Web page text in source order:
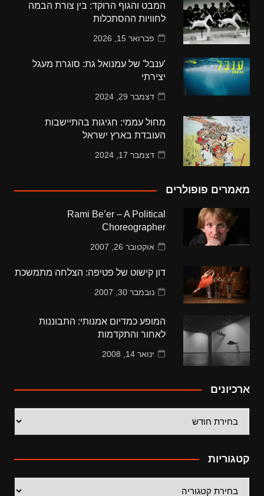
המבט והגוף הרוקד: בין צורת הבמה
לחוויות ההסתכלות
פברואר 15, 2026
'ענבל' של עמנואל גת: סוגרת מעגל
יצירתי
דצמבר 29, 2024
מחול עממי: חגיגות בהתיישבות
העובדת בארץ ישראל
דצמבר 17, 2024
מאמרים פופולרים
Rami Be’er – A Political
Choreographer
אוקטובר 26, 2007
דון קישוט של פטיפה: הצלחה מתמשכת
נובמבר 30, 2007
המופע כמדיום אמנותי: התבוננות
לאחור והתקדמות
ינואר 14, 2008
ארכיונים
קטגוריות